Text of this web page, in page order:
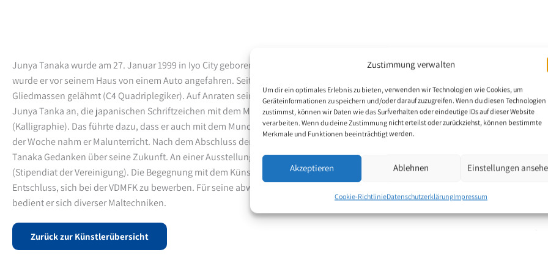
Zustimmung verwalten
Um dir ein optimales Erlebnis zu bieten, verwenden wir Technologien wie Cookies, um
Geräteinformationen zu speichern und/oder darauf zuzugreifen. Wenn du diesen Technologien
zustimmst, können wir Daten wie das Surfverhalten oder eindeutige IDs auf dieser Website
verarbeiten. Wenn du deine Zustimmung nicht erteilst oder zurückziehst, können bestimmte
Merkmale und Funktionen beeinträchtigt werden.
Akzeptieren Ablehnen Einstellungen
Cookie-RichtlinieDatenschutzerklärungImpressum
Junya Tanaka wurde am 27. Januar 1999 in Iyo City geboren. Im Alter von sieben Jahren
wurde er vor seinem Haus von einem Auto angefahren. Seither ist er an allen vier
Gliedmassen gelähmt (C4 Quadriplegiker). Auf Anraten seines Primarschullehrers fing
Junya Tanka an, die japanischen Schriftzeichen mit dem Mund zu zeichnen
(Kalligraphie). Das führte dazu, dass er auch mit dem Mund zu malen begann. Einmal in
der Woche nahm er Malunterricht. Nach dem Abschluss der Schule machte sich Junya
Tanaka Gedanken über seine Zukunft. An einer Ausstellung traf er Fumiyuki Makino
(Stipendiat der Vereinigung). Die Begegnung mit dem Künstler festigte seinen
Entschluss, sich bei der VDMFK zu bewerben. Für seine abwechslungsreichen Motive
bedient er sich diverser Maltechniken.
Zurück zur Künstlerübersicht